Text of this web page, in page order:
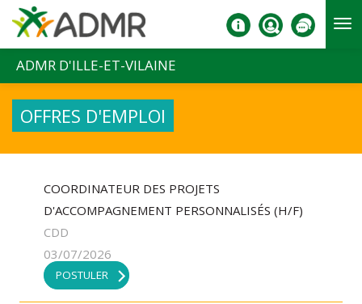
Aller au contenu principal
ADMR D'ILLE-ET-VILAINE
OFFRES D'EMPLOI
COORDINATEUR DES PROJETS
D'ACCOMPAGNEMENT PERSONNALISÉS (H/F)
CDD
03/07/2026
POSTULER